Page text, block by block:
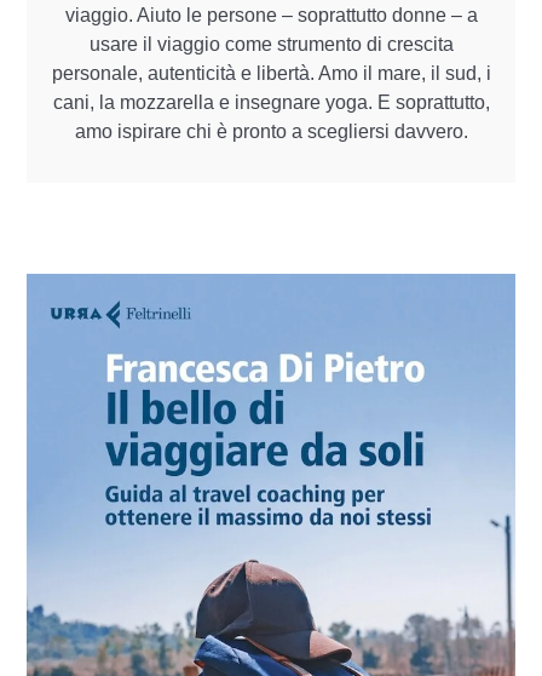
viaggio. Aiuto le persone – soprattutto donne – a
usare il viaggio come strumento di crescita
personale, autenticità e libertà. Amo il mare, il sud, i
cani, la mozzarella e insegnare yoga. E soprattutto,
amo ispirare chi è pronto a scegliersi davvero.